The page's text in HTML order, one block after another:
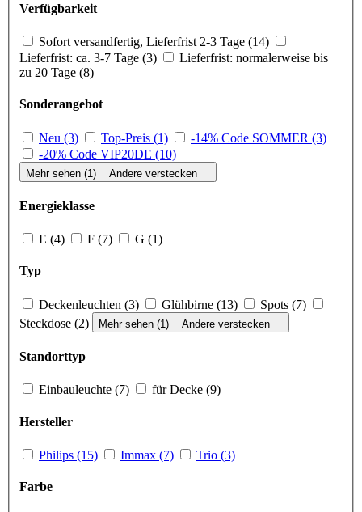
Verfügbarkeit
Sofort versandfertig, Lieferfrist 2-3 Tage (14)
Lieferfrist: ca. 3-7 Tage (3)
Lieferfrist: normalerweise bis
zu 20 Tage (8)
Sonderangebot
Neu (3) Top-Preis (1)
-14% Code SOMMER (3)
-20% Code VIP20DE (10)
Mehr sehen (1) Andere verstecken
Energieklasse
E (4) F (7) G (1)
Typ
Deckenleuchten (3) Glühbirne (13)
Spots (7)
Steckdose (2)
Mehr sehen (1) Andere verstecken
Standorttyp
Einbauleuchte (7) für Decke (9)
Hersteller
Philips (15) Immax (7) Trio (3)
Farbe